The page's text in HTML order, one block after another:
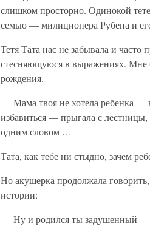
слишком просторно. Одинокой
семью — милиционера Рубена и
Тетя Тата нас не забывала и
стесняющуюся в выражениях. Мне
рождения.
— Мама твоя не хотела ребенка —
избавиться — прыгала с
одним словом …
Тата, как тебе ни стыдно, зачем
Но акушерка продолжала
истории:
— Ну и родился ты задушенный —